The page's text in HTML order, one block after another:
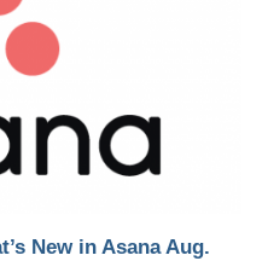
New in Asana Aug.